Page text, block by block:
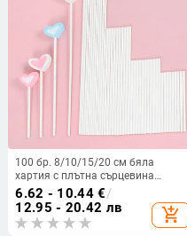
100 бр. 8/10/15/20 см бяла
хартия с плътна сърцевина
пръчици за близалки за
шоколадови бонбони пръчици
пръчици за торта Направи си
сам аксесоари за печене
6.62 - 10.44€/
12.95 - 20.42 лв
add_shopping_cart